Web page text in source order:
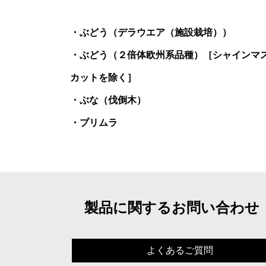
ぶどう（デラウエア（施設栽培））
ぶどう（２倍体欧州系品種）［シャインマ
カットを除く］
ぶな（伐倒木）
プリムラ
製品に関するお問い合わせ
よくあるご質問